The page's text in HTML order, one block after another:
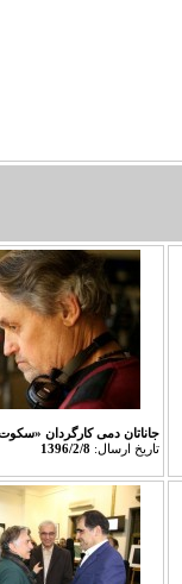
جاناتان دمی کارگردان
تاريخ ارسال: 1396/2/8